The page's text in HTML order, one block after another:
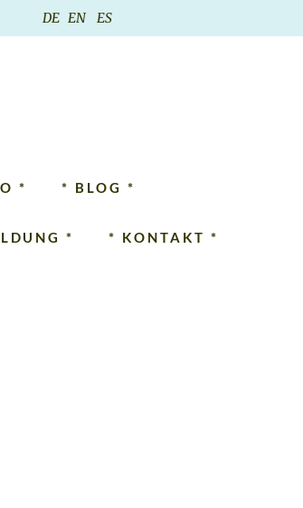
DE EN ES
* * BLOG *
* * KONTAKT *